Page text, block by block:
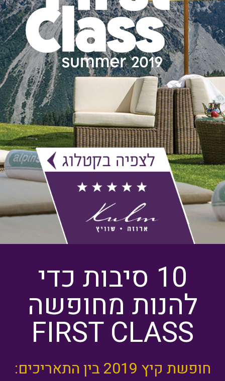
10 סיבות כדי
להנות מחופשה
FIRST CLASS